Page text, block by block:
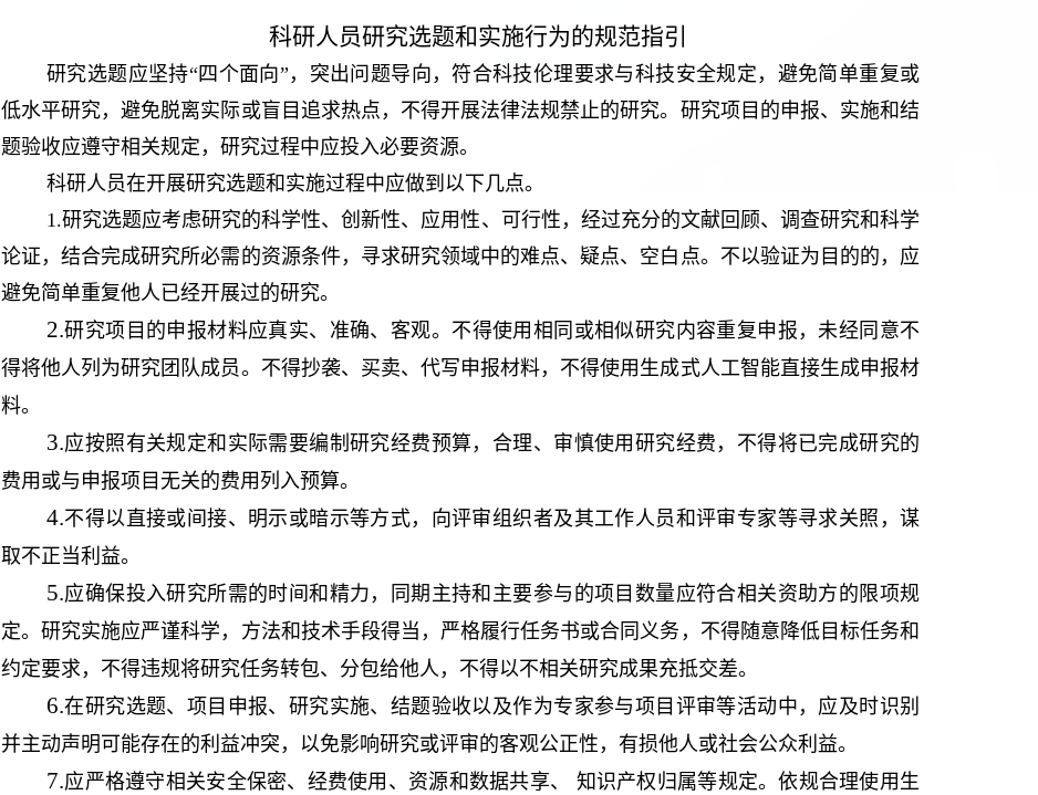
科研人员研究选题和实施行为的规范指引
研究选题应坚持“四个面向”，突出问题导向，符合科技伦理要求与科技安全规定，避免简单重复或
低水平研究，避免脱离实际或盲目追求热点，不得开展法律法规禁止的研究。研究项目的申报、实施和结
题验收应遵守相关规定，研究过程中应投入必要资源。
科研人员在开展研究选题和实施过程中应做到以下几点。
1.研究选题应考虑研究的科学性、创新性、应用性、可行性，经过充分的文献回顾、调查研究和科学
论证，结合完成研究所必需的资源条件，寻求研究领域中的难点、疑点、空白点。不以验证为目的的，应
避免简单重复他人已经开展过的研究。
2.研究项目的申报材料应真实、准确、客观。不得使用相同或相似研究内容重复申报，未经同意不
得将他人列为研究团队成员。不得抄袭、买卖、代写申报材料，不得使用生成式人工智能直接生成申报材
料。
3.应按照有关规定和实际需要编制研究经费预算，合理、审慎使用研究经费，不得将已完成研究的
费用或与申报项目无关的费用列入预算。
4.不得以直接或间接、明示或暗示等方式，向评审组织者及其工作人员和评审专家等寻求关照，谋
取不正当利益。
5.应确保投入研究所需的时间和精力，同期主持和主要参与的项目数量应符合相关资助方的限项规
定。研究实施应严谨科学，方法和技术手段得当，严格履行任务书或合同义务，不得随意降低目标任务和
约定要求，不得违规将研究任务转包、分包给他人，不得以不相关研究成果充抵交差。
6.在研究选题、项目申报、研究实施、结题验收以及作为专家参与项目评审等活动中，应及时识别
并主动声明可能存在的利益冲突，以免影响研究或评审的客观公正性，有损他人或社会公众利益。
7.应严格遵守相关安全保密、经费使用、资源和数据共享、
知识产权归属等规定。依规合理使用生